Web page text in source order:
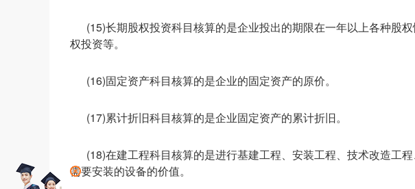
(15)长期股权投资科目核算的是企业投出的期限在一年以上各种股
权投资等。
(16)固定资产科目核算的是企业的固定资产的原价。
(17)累计折旧科目核算的是企业固定资产的累计折旧。
(18)在建工程科目核算的是进行基建工程、安装工程、技术改造工
需要安装的设备的价值。